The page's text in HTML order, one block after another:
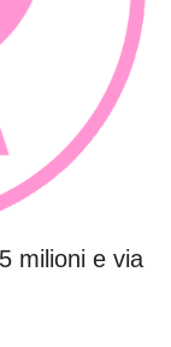
milioni e via